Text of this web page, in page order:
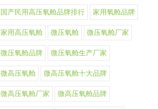
国产民用高压氧舱品牌排行 家用氧舱品牌
家用高压氧舱 微压氧舱 微压氧舱厂家
微压氧舱品牌 微压氧舱生产厂家
微高压氧舱 微高压氧舱十大品牌
微高压氧舱厂家 微高压氧舱品牌